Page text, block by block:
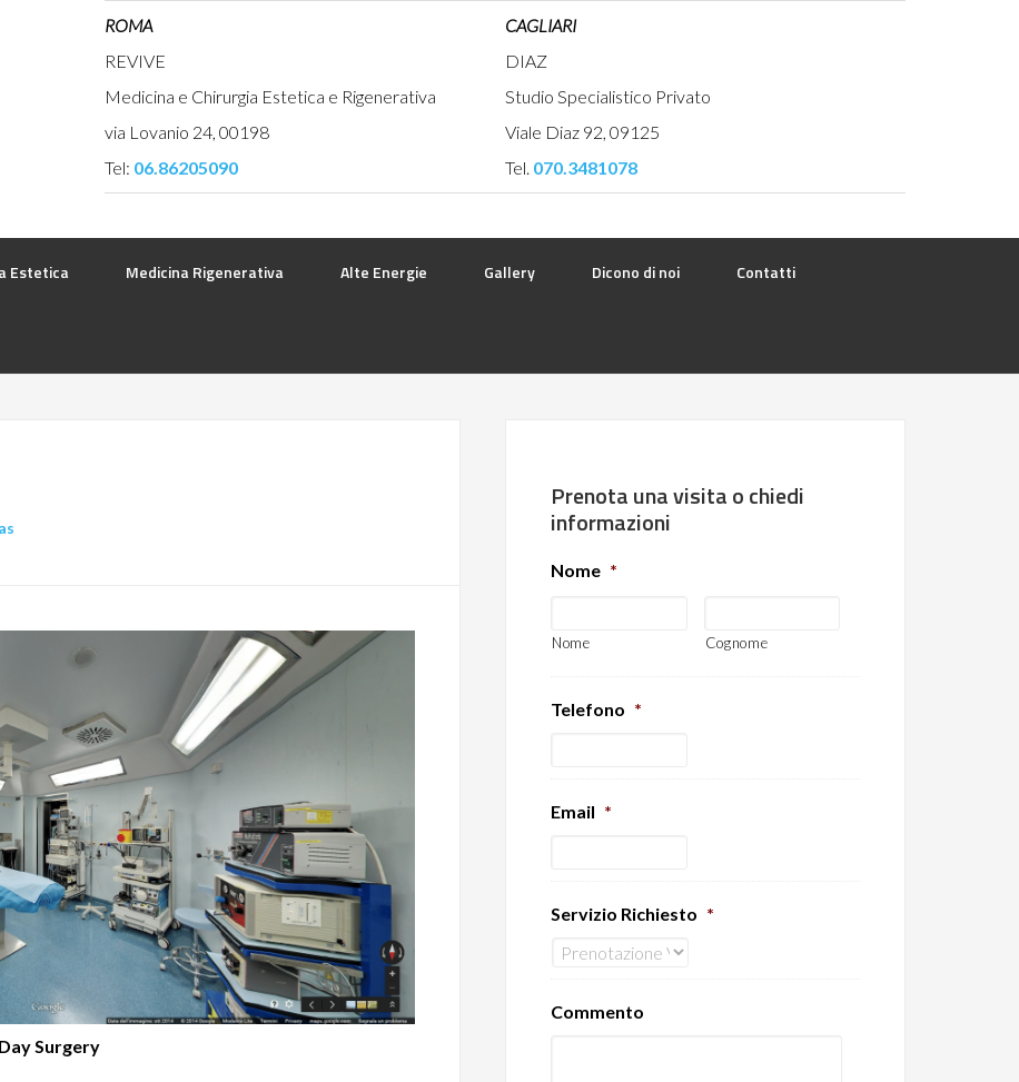
ROMA
REVIVE
Medicina e Chirurgia Estetica e Rigenerativa
via Lovanio 24, 00198
Tel: 06.86205090
CAGLIARI
DIAZ
Studio Specialistico Privato
Viale Diaz 92, 09125
Tel. 070.3481078
Estetica Medicina Rigenerativa Alte Energie Gallery Dicono di noi Contatti
Day Surgery
Prenota una visita o chiedi
informazioni
Nome *
Nome Cognome
Telefono *
Email *
Servizio Richiesto *
Commento